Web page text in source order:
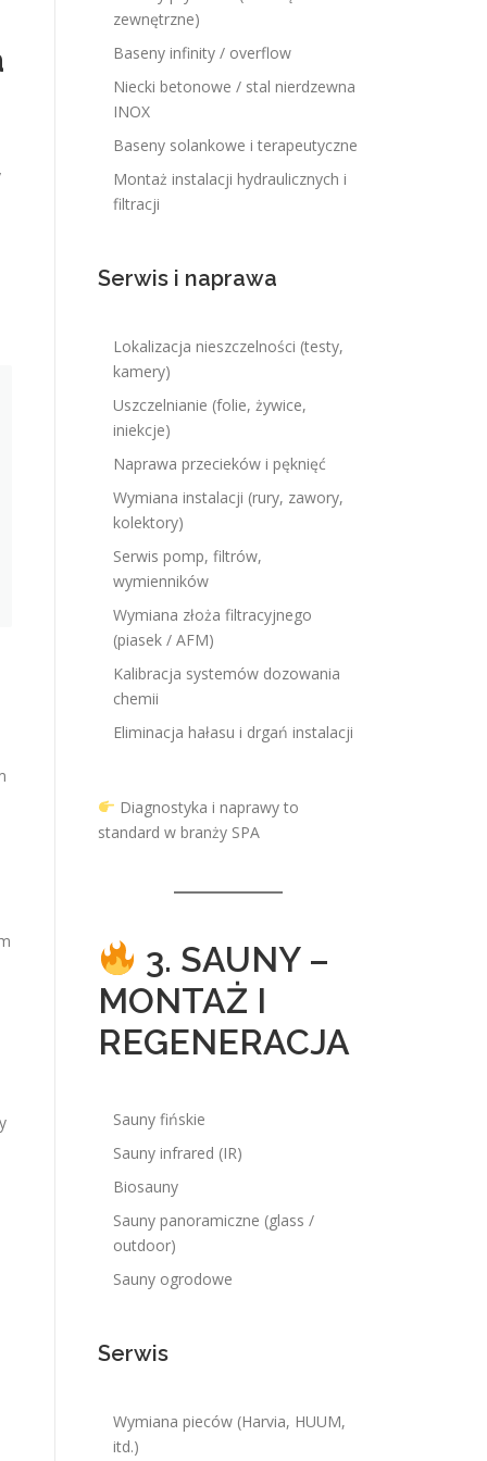
zewnętrzne)
Baseny infinity / overflow
Niecki betonowe / stal nierdzewna
INOX
Baseny solankowe i terapeutyczne
Montaż instalacji hydraulicznych i
filtracji
Serwis i naprawa
Lokalizacja nieszczelności (testy,
kamery)
Uszczelnianie (folie, żywice,
iniekcje)
Naprawa przecieków i pęknięć
Wymiana instalacji (rury, zawory,
kolektory)
Serwis pomp, filtrów,
wymienników
Wymiana złoża filtracyjnego
(piasek / AFM)
Kalibracja systemów dozowania
chemii
Eliminacja hałasu i drgań instalacji
Diagnostyka i naprawy to
standard w branży SPA
3. SAUNY –
MONTAŻ I
REGENERACJA
Sauny fińskie
Sauny infrared (IR)
Biosauny
Sauny panoramiczne (glass /
outdoor)
Sauny ogrodowe
Serwis
Wymiana pieców (Harvia, HUUM,
itd.)